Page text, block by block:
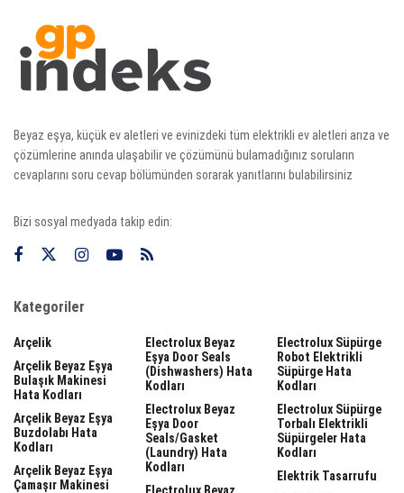
Beyaz eşya, küçük ev aletleri ve evinizdeki tüm elektrikli ev aletleri arıza ve
çözümlerine anında ulaşabilir ve çözümünü bulamadığınız soruların
cevaplarını soru cevap bölümünden sorarak yanıtlarını bulabilirsiniz
Bizi sosyal medyada takip edin:
Kategoriler
Arçelik
Arçelik Beyaz Eşya
Bulaşık Makinesi
Hata Kodları
Arçelik Beyaz Eşya
Buzdolabı Hata
Kodları
Arçelik Beyaz Eşya
Çamaşır Makinesi
Electrolux Beyaz
Eşya Door Seals
(dishwashers) Hata
Kodları
Electrolux Beyaz
Eşya Door
Seals/gasket
(laundry) Hata
Kodları
Electrolux Beyaz
Electrolux Süpürge
Robot Elektrikli
Süpürge Hata
Kodları
Electrolux Süpürge
Torbalı Elektrikli
Süpürgeler Hata
Kodları
Elektrik Tasarrufu